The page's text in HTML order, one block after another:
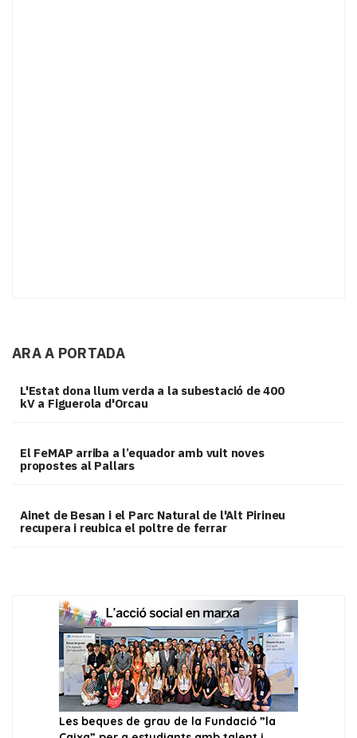
ARA A PORTADA
L'Estat dona llum verda a la subestació de 400
kV a Figuerola d'Orcau
El FeMAP arriba a l’equador amb vuit noves
propostes al Pallars
Ainet de Besan i el Parc Natural de l'Alt Pirineu
recupera i reubica el poltre de ferrar